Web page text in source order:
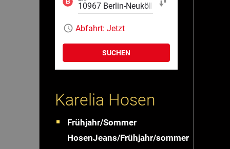
Start und Ziel tauschen
Abfahrt: Jetzt
SUCHEN
Karelia Hosen
Frühjahr/Sommer
HosenJeans/Frühjahr/sommer